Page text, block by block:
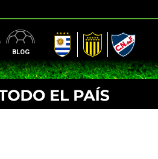
BLOG
AUF Peñarol Nacional